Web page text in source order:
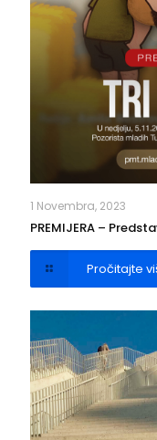
1 Novembra, 2023
PREMIJERA –
Pročitajte